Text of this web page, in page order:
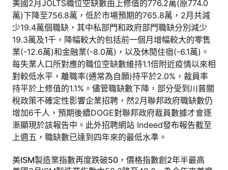
美國2月JOLTS職位空缺數由上修值的776.2萬(原774.0
萬)下降至756.8萬，低於市場預期的765.8萬，2月共減
少19.4萬個職缺，其中私部門和政府部門職缺分別減少
19.3萬及1千，降幅較大的包括前一個月增幅較大的零售
業(-12.6萬)和金融業(-8.0萬)，以及休閒住宿(-6.1萬)。
每失業人口所對應的職位空缺數維持1.1倍附近疫情以來相
對較低水平，離職率(通常為自願)持平於2.0%，裁員率
持平於上修值的1.1%。儘管職缺數下降，部分受到川普關
稅政策不確定性影響企業招聘，然2月聯邦政府職缺數仍
增加6千人，預期後續DOGE對聯邦政府裁員數據才會逐
漸顯現於該報告中。此外招聘網站 Indeed發布報告截至
上週五，職缺數已達到四年來的最低水準。
美ISM製造業指數再度跌破50，價格指數創2年半最高